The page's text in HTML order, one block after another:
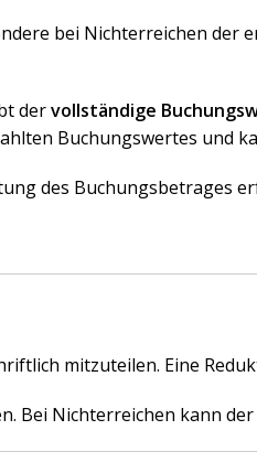
bei Nichterreichen
dervollständige
Buchungswertes und
des Buchungsbetrages
mitzuteilen. Eine
Bei Nichterreichen kann